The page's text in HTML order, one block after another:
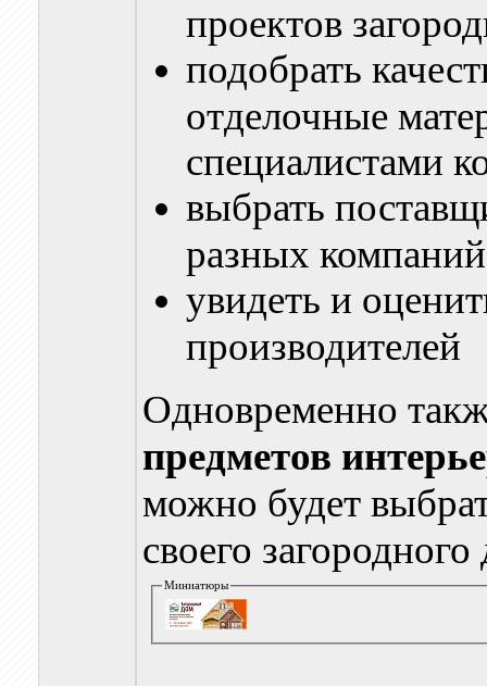
проектов
подобрать
отделочные
специалистами
выбрать
разных
увидеть и
производителей
Одновременно
предметов
можно будет
своего
Миниатюры